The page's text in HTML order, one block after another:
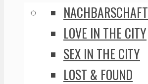
NACHBARSCHAFT
LOVE IN THE CITY
SEX IN THE CITY
LOST & FOUND